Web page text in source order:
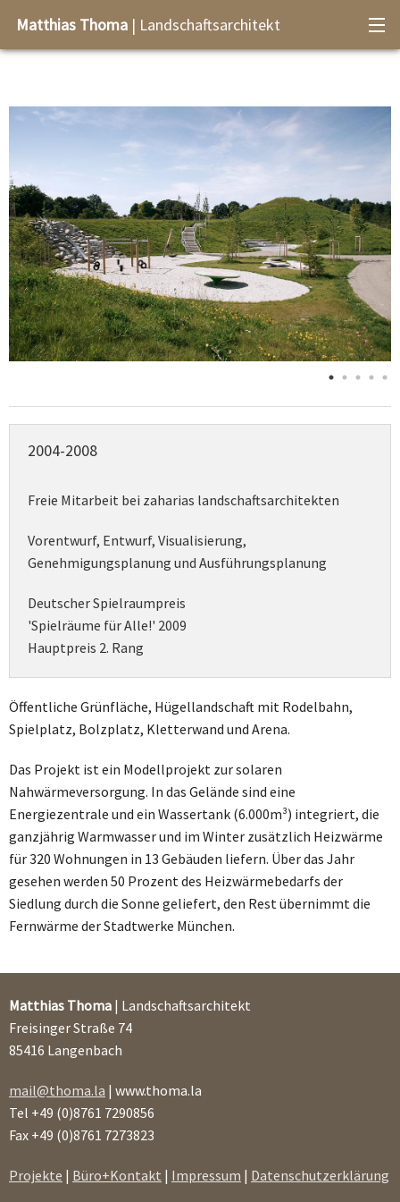
Matthias Thoma | Landschaftsarchitekt
2004-2008
Freie Mitarbeit bei zaharias landschaftsarchitekten
Vorentwurf, Entwurf, Visualisierung,
Genehmigungsplanung und Ausführungsplanung
Deutscher Spielraumpreis
'Spielräume für Alle!' 2009
Hauptpreis 2. Rang
Öffentliche Grünfläche, Hügellandschaft mit Rodelbahn,
Spielplatz, Bolzplatz, Kletterwand und Arena.
Das Projekt ist ein Modellprojekt zur solaren
Nahwärmeversorgung. In das Gelände sind eine
Energiezentrale und ein Wassertank (6.000m³) integriert, die
ganzjährig Warmwasser und im Winter zusätzlich Heizwärme
für 320 Wohnungen in 13 Gebäuden liefern. Über das Jahr
gesehen werden 50 Prozent des Heizwärmebedarfs der
Siedlung durch die Sonne geliefert, den Rest übernimmt die
Fernwärme der Stadtwerke München.
Matthias Thoma | Landschaftsarchitekt
Freisinger Straße 74
85416 Langenbach
mail@thoma.la | www.thoma.la
Tel +49 (0)8761 7290856
Fax +49 (0)8761 7273823
Projekte | Büro+Kontakt | Impressum | Datenschutzerklärung